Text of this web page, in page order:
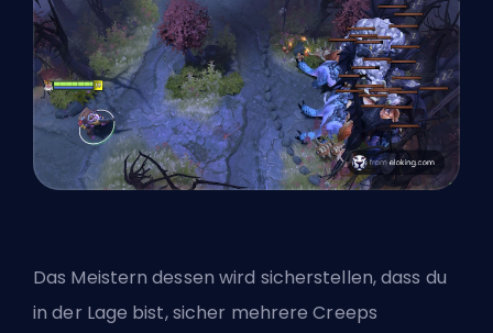
Das Meistern dessen wird sicherstellen, dass du
in der Lage bist, sicher mehrere Creeps